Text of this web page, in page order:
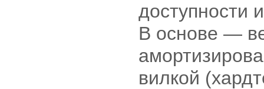
доступности
В основе —
вилкой